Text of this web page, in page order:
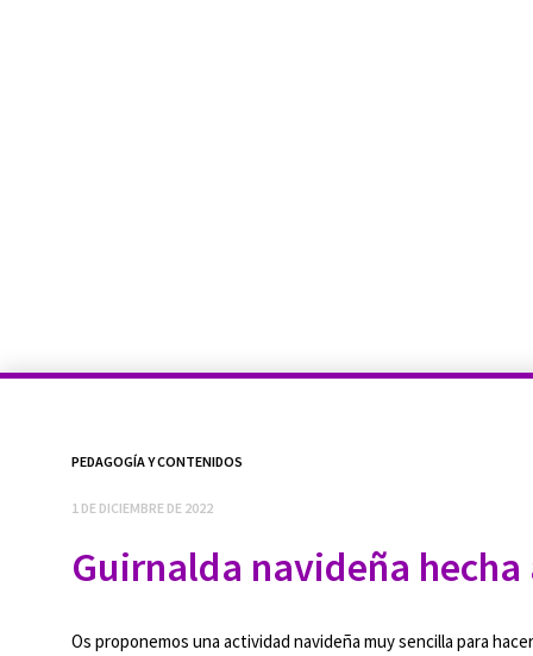
PEDAGOGÍA Y CONTENIDOS
1 DE DICIEMBRE DE 2022
Guirnalda navideña hecha
Os proponemos una actividad navideña muy sencilla para